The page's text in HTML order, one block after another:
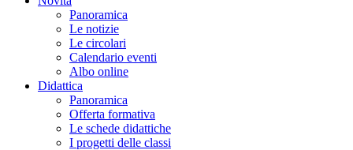
Panoramica
Le notizie
Le circolari
Calendario eventi
Albo online
Didattica
Panoramica
Offerta formativa
Le schede didattiche
I progetti delle classi